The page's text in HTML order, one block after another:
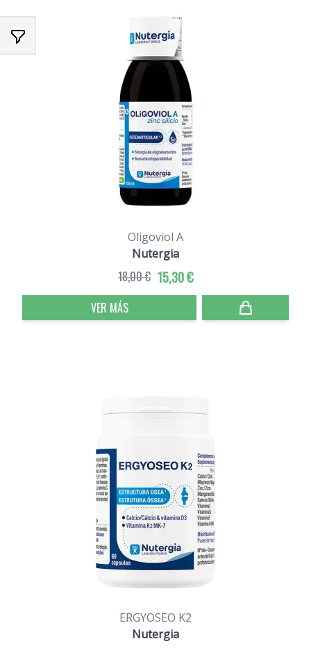
Oligoviol A
Nutergia
15,30 €
18,00 €
VER MÁS
ERGYOSEO K2
Nutergia